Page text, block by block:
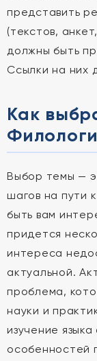
представить
(текстов,
должны быть
Ссылки на них
Как
Выбор темы —
шагов на пути
быть вам
придется
интереса
актуальной.
проблема,
науки и
изучение
особенностей